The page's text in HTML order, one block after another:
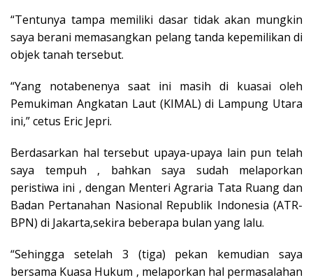
“Tentunya tampa memiliki dasar tidak akan mungkin
saya berani memasangkan pelang tanda kepemilikan di
objek tanah tersebut.
“Yang notabenenya saat ini masih di kuasai oleh
Pemukiman Angkatan Laut (KIMAL) di Lampung Utara
ini,” cetus Eric Jepri.
Berdasarkan hal tersebut upaya-upaya lain pun telah
saya tempuh , bahkan saya sudah melaporkan
peristiwa ini , dengan Menteri Agraria Tata Ruang dan
Badan Pertanahan Nasional Republik Indonesia (ATR-
BPN) di Jakarta,sekira beberapa bulan yang lalu.
“Sehingga setelah 3 (tiga) pekan kemudian saya
bersama Kuasa Hukum , melaporkan hal permasalahan